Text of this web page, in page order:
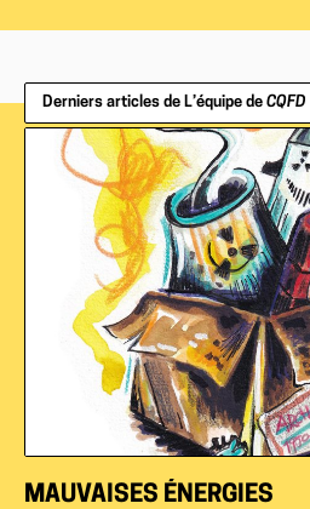
Derniers articles de L’équipe de CQFD
MAUVAISES ÉNERGIES